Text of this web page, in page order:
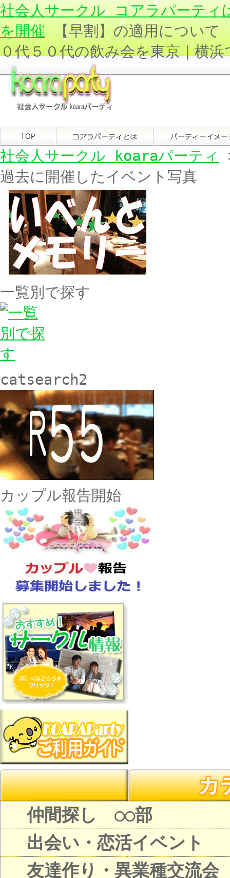
社会人サークル コアラパーティ
を開催 【早割】の適用につい
０代５０代の飲み会を東京｜横
社会人サークル koaraパーティ
過去に開催したイベント写真
一覧別で探す
catsearch2
カップル報告開始
カ
仲間探し ○○部
出会い・恋活イベント
友達作り・異業種交流会